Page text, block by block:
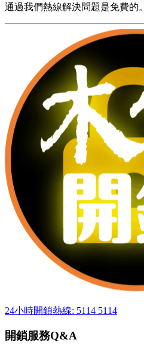
通過我們熱線解決問題是免費的。
24小時開鎖熱線: 5114 5114
開鎖服務Q&A